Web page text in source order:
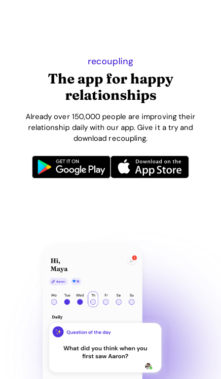
recoupling
The app for happy
relationships
Already over 150,000 people are improving their
relationship daily with our app. Give it a try and
download recoupling.